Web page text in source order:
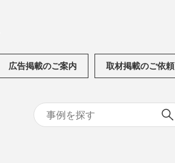
広告掲載のご案内 取材掲載のご依頼